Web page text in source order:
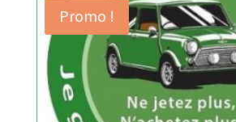
Promo !